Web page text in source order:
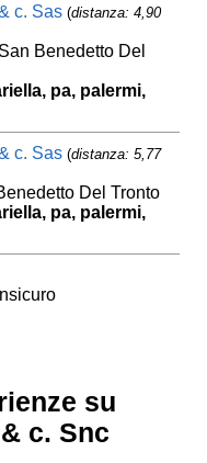
c. Sas (distanza: 4,90
Benedetto Del
pa, palermi,
c. Sas (distanza: 5,77
Del Tronto
pa, palermi,
su
c. Snc